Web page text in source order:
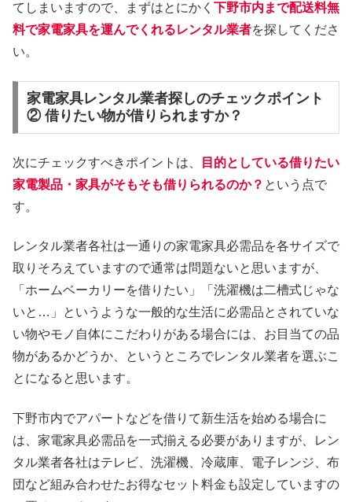
てしまいますので、まずはとにかく 下野市内まで配送料無
料で家電家具を運んでくれるレンタル業者を探してくださ
い。
家電家具レンタル業者探しのチェックポイント
② 借りたい物が借りられますか？
次にチェックすべきポイントは、
目的としている借りたい
家電製品・家具がそもそも借りられるのか？ という点で
す。
レンタル業者各社は一通りの家電家具必需品を各サイズで
取りそろえていますので通常は問題ないと思いますが、
「ホームベーカリーを借りたい」「洗濯機は二槽式じゃな
いと…」というような一般的な生活に必需品とされていな
い物やモノ自体にこだわりがある場合には、お目当ての品
物があるかどうか、というところでレンタル業者を選ぶこ
とになると思います。
下野市内でアパートなどを借りて新生活を始める場合に
は、家電家具必需品を一式揃える必要がありますが、レン
タル業者各社はテレビ、洗濯機、冷蔵庫、電子レンジ、布
団など組み合わせたお得なセット料金も設定していますの